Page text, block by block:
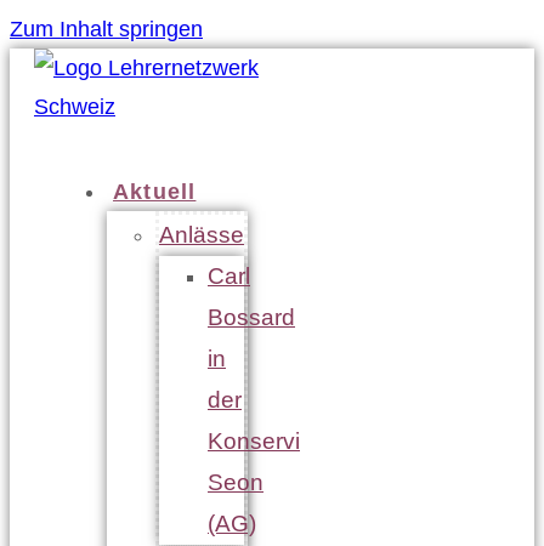
Zum Inhalt springen
Aktuell
Anlässe
Carl
Bossard
in
der
Konservi
Seon
(AG)